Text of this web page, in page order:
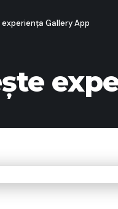
Gallery App